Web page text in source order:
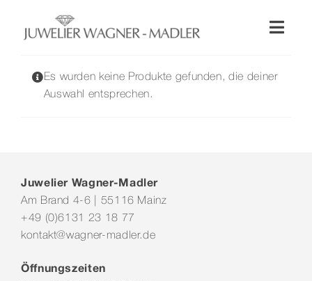
springen
Wellendorff
Es wurden keine Produkte gefunden, die deiner
Auswahl entsprechen.
Juwelier Wagner-Madler
Am Brand 4-6 | 55116 Mainz
+49 (0)6131 23 18 77
kontakt@wagner-madler.de
Öffnungszeiten